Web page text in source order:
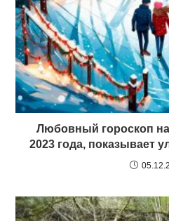
Любовный гороскоп на
2023 года, показывает